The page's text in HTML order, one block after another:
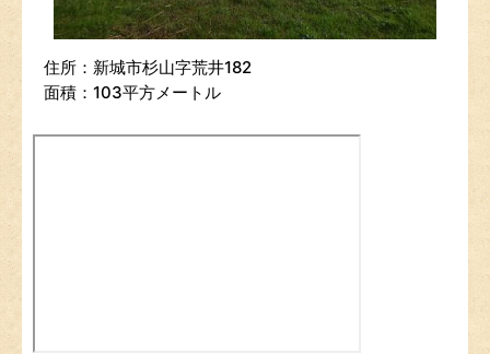
住所：新城市杉山字荒井182
面積：103平方メートル